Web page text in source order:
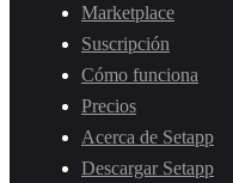
Marketplace
Suscripción
Cómo funciona
Precios
Acerca de Setapp
Descargar Setapp